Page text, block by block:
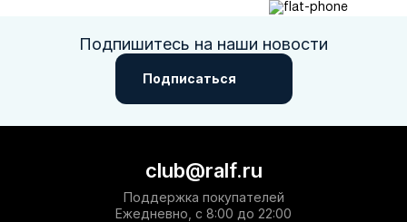
Подпишитесь на наши новости
Подписаться
club@ralf.ru
Поддержка покупателей
Ежедневно, с 8:00 до 22:00